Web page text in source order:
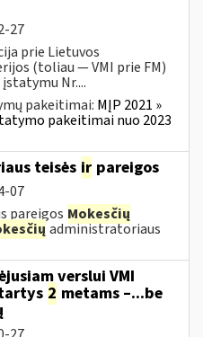
27
prie Lietuvos
(toliau — VMI prie FM)
įstatymu Nr....
pakeitimai: MĮP 2021 »
pakeitimai nuo 2023
teisės ir pareigos
07
pareigos Mokesčių
administratoriaus
verslui VMI
2 metams –...be